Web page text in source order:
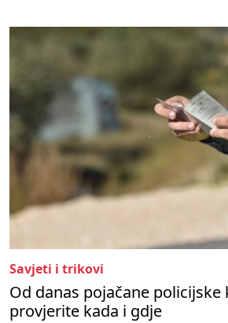
Savjeti i trikovi
Od danas pojačane policijske
provjerite kada i gdje